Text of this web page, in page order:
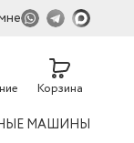
Корзина
МАШИНЫ